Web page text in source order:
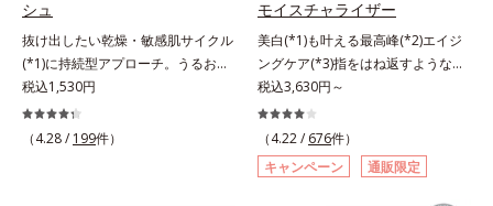
による*6 キメの乱れによる＜使用
量目安＞適量＜使用ステップ＞オル
ビス ザ クレンジング オイル ⇒
洗顔料 ⇒ 化粧水 ⇒ 保湿液
※W洗顔が必要です＜使用方法＞1.
適量（2プッシュ程度）をとり、手
不使用(*5)・パラベンフリー、6つ
のフリー処方で徹底的に肌に寄り添
います。*1 乾燥と敏感をくり返す
こと*2 敏感肌対象連用テスト済
（すべての方のお肌に合うというこ
とではありません）*3 乾燥して敏
不使用(*5)・パラベンフリー、6つ
のフリー処方で徹底的に肌に寄り添
います。*1 乾燥と敏感をくり返す
こと*2 敏感肌対象連用テスト済
（すべての方のお肌に合うというこ
とではありません）*3 乾燥して敏
感に感じやすい状態のこと*4 発酵
シュ
抜け出したい乾燥・敏感肌サイクル
(*1)に持続型アプローチ。うるおい
を追求した敏感肌用保湿スキンケア
(*2)。うるおいを逃し、刺激を受け
やすい角層の“乾燥敏感スランプ
税込1,530円
（4.28 / 199件）
モイスチャライザー
美白(*1)も叶える最高峰(*2)エイジ
ングケア(*3)指をはね返すような弾
力感が宿るハリ感 濃密フィットク
リーム。ハリも透明感(*4)も結果主
義。年齢サイン(*5)の因子に着目し
た肌科学エイジングケア(*3)シリー
ズ。オルビスユー ドットシリーズ
は、年齢による肌悩み一つ一つを対
税込3,630円～
（4.22 / 676件）
キャンペーン
通販限定